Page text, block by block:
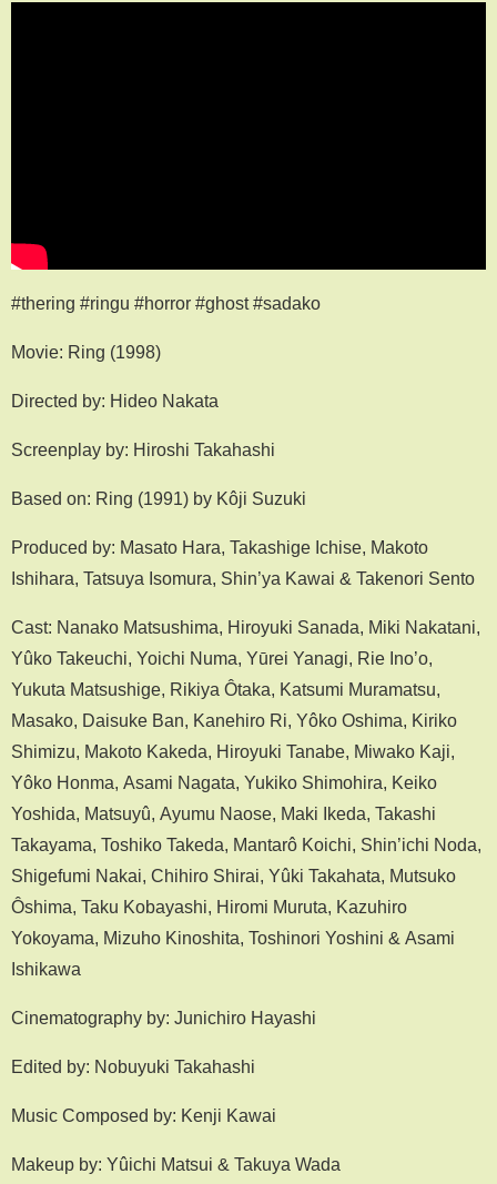
#thering #ringu #horror #ghost #sadako
Movie: Ring (1998)
Directed by: Hideo Nakata
Screenplay by: Hiroshi Takahashi
Based on: Ring (1991) by Kôji Suzuki
Produced by: Masato Hara, Takashige Ichise, Makoto
Ishihara, Tatsuya Isomura, Shin’ya Kawai & Takenori Sento
Cast: Nanako Matsushima, Hiroyuki Sanada, Miki Nakatani,
Yûko Takeuchi, Yoichi Numa, Yūrei Yanagi, Rie Ino’o,
Yukuta Matsushige, Rikiya Ôtaka, Katsumi Muramatsu,
Masako, Daisuke Ban, Kanehiro Ri, Yôko Oshima, Kiriko
Shimizu, Makoto Kakeda, Hiroyuki Tanabe, Miwako Kaji,
Yôko Honma, Asami Nagata, Yukiko Shimohira, Keiko
Yoshida, Matsuyû, Ayumu Naose, Maki Ikeda, Takashi
Takayama, Toshiko Takeda, Mantarô Koichi, Shin’ichi Noda,
Shigefumi Nakai, Chihiro Shirai, Yûki Takahata, Mutsuko
Ôshima, Taku Kobayashi, Hiromi Muruta, Kazuhiro
Yokoyama, Mizuho Kinoshita, Toshinori Yoshini & Asami
Ishikawa
Cinematography by: Junichiro Hayashi
Edited by: Nobuyuki Takahashi
Music Composed by: Kenji Kawai
Makeup by: Yûichi Matsui & Takuya Wada